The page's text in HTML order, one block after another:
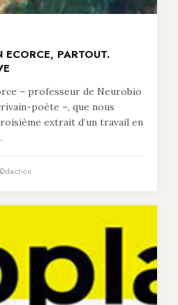
ECORCE, PARTOUT.
– professeur de Neurobio
poète –, que nous
extrait d’un travail en